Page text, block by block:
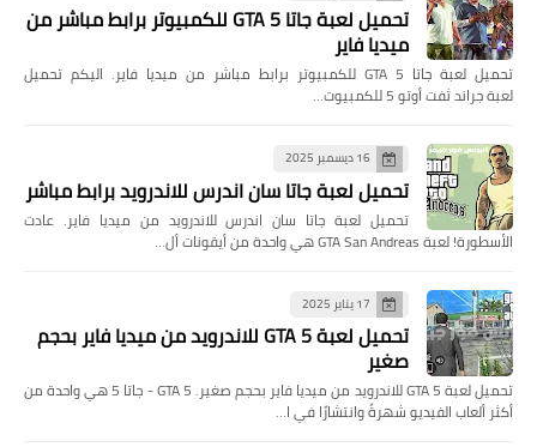
تحميل لعبة جاتا 5 GTA للكمبيوتر برابط مباشر من
ميديا فاير
تحميل لعبة جاتا 5 GTA للكمبيوتر برابط مباشر من ميديا فاير. اليكم تحميل
لعبة جراند ثفت أوتو 5 للكمبيوت…
16 ديسمبر 2025
تحميل لعبة جاتا سان اندرس للاندرويد برابط مباشر
تحميل لعبة جاتا سان اندرس للاندرويد من ميديا فاير. عادت
الأسطورة! لعبة GTA San Andreas هي واحدة من أيقونات أل…
17 يناير 2025
تحميل لعبة GTA 5 للاندرويد من ميديا فاير بحجم
صغير
تحميل لعبة GTA 5 للاندرويد من ميديا فاير بحجم صغير. GTA 5 - جاتا 5 هي واحدة من
أكثر ألعاب الفيديو شهرةً وانتشارًا في ا…